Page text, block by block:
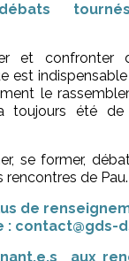
et confronter
est
le
toujours été
se former,
de Pau.
de
: contact@gds-
aux